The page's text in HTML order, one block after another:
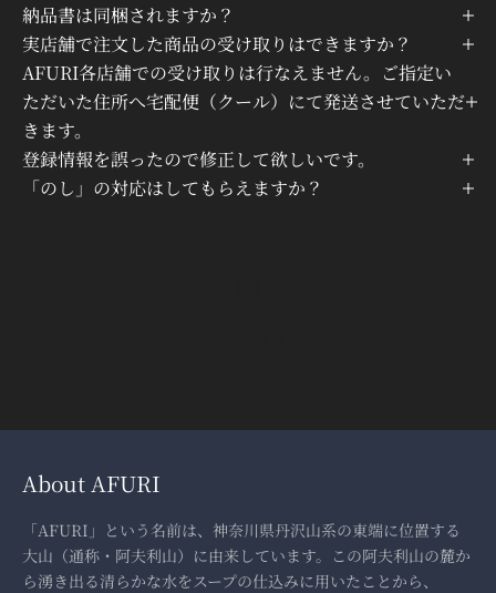
納品書は同梱されますか？
実店舗で注文した商品の受け取りはできますか？
AFURI各店舗での受け取りは行なえません。ご指定い
ただいた住所へ宅配便（クール）にて発送させていただ
きます。
登録情報を誤ったので修正して欲しいです。
「のし」の対応はしてもらえますか？
About AFURI
「AFURI」という名前は、神奈川県丹沢山系の東端に位置する
大山（通称・阿夫利山）に由来しています。この阿夫利山の麓か
ら湧き出る清らかな水をスープの仕込みに用いたことから、